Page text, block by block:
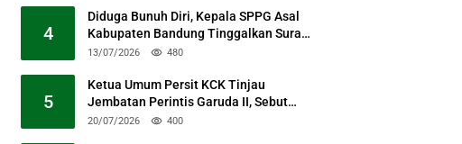
4
Diduga Bunuh Diri, Kepala SPPG Asal
Kabupaten Bandung Tinggalkan Surat
Permohonan Maaf
13/07/2026 480
5
Ketua Umum Persit KCK Tinjau
Jembatan Perintis Garuda II, Sebut
Simbol Kebersamaan TNI dan Rakyat
20/07/2026 400